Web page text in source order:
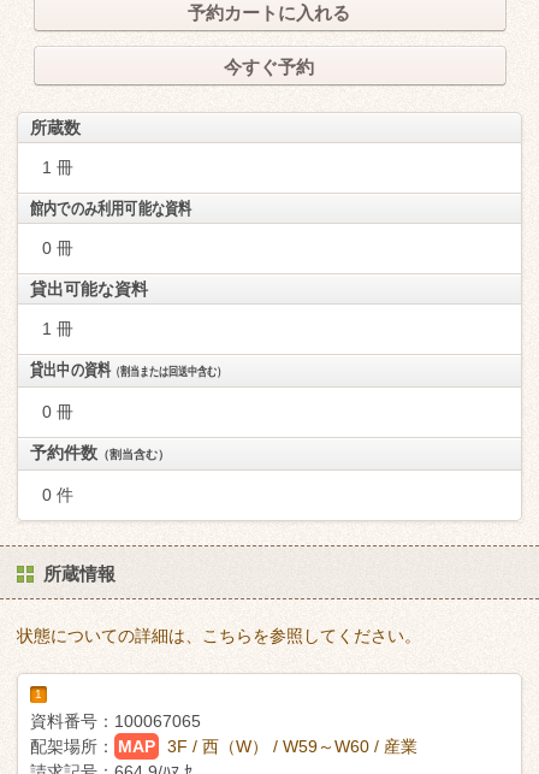
予約カートに入れる
今すぐ予約
所蔵数
1 冊
館内でのみ利用可能な資料
0 冊
貸出可能な資料
1 冊
貸出中の資料（割当または回送中含む）
0 冊
予約件数 （割当含む）
0 件
所蔵情報
状態についての詳細は、こちらを参照してください。
1
資料番号： 100067065
配架場所：
MAP
3F / 西（W） / W59～W60 / 産業